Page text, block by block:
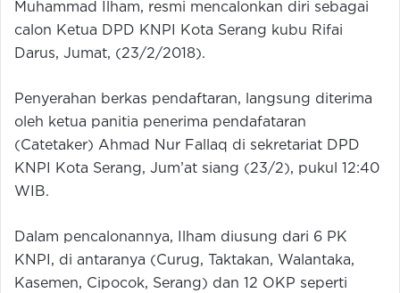
Muhammad Ilham, resmi mencalonkan diri sebagai
calon Ketua DPD KNPI Kota Serang kubu Rifai
Darus, Jumat, (23/2/2018).
Penyerahan berkas pendaftaran, langsung diterima
oleh ketua panitia penerima pendafataran
(Catetaker) Ahmad Nur Fallaq di sekretariat DPD
KNPI Kota Serang, Jum’at siang (23/2), pukul 12:40
WIB.
Dalam pencalonannya, Ilham diusung dari 6 PK
KNPI, di antaranya (Curug, Taktakan, Walantaka,
Kasemen, Cipocok, Serang) dan 12 OKP seperti